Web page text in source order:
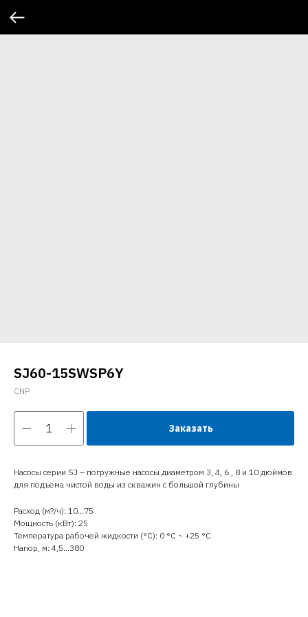
SJ60-15SWSP6Y
CNP
Заказать
Насосы серии SJ – погружные насосы диаметром 3, 4, 6 , 8 и 10 дюймов
для подъема чистой воды из скважин с большой глубины
Расход (м?/ч): 10…75
Мощность (кВт): 25
Температура рабочей жидкости (°C): 0 °С ~ +25 °С
Напор, м: 4,5…380